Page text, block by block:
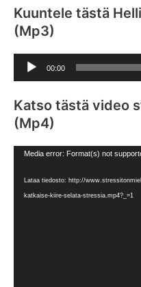
Kuuntele tästä
(Mp3)
Äänitoistin
00:00
Katso tästä video
(Mp4)
Videotoistin
Media error: Format(s) not
Lataa tiedosto: http://
katkaise-kiire-selata-stressia.mp4?_=1